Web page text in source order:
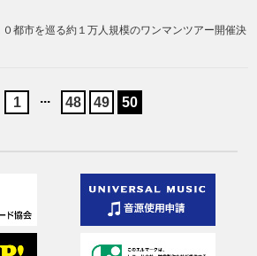
都市を巡る約１万人規模のワンマンツアー開催決
1 ... 48 49 50